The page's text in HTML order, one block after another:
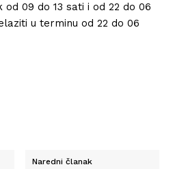
09 do 13 sati i od 22 do 06
u terminu od 22 do 06
Naredni članak